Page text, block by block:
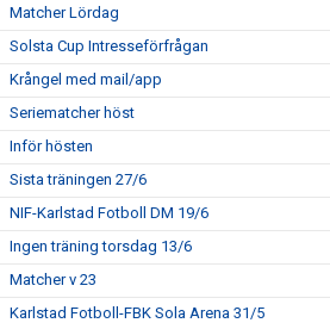
Matcher Lördag
Solsta Cup Intresseförfrågan
Krångel med mail/app
Seriematcher höst
Inför hösten
Sista träningen 27/6
NIF-Karlstad Fotboll DM 19/6
Ingen träning torsdag 13/6
Matcher v 23
Karlstad Fotboll-FBK Sola Arena 31/5